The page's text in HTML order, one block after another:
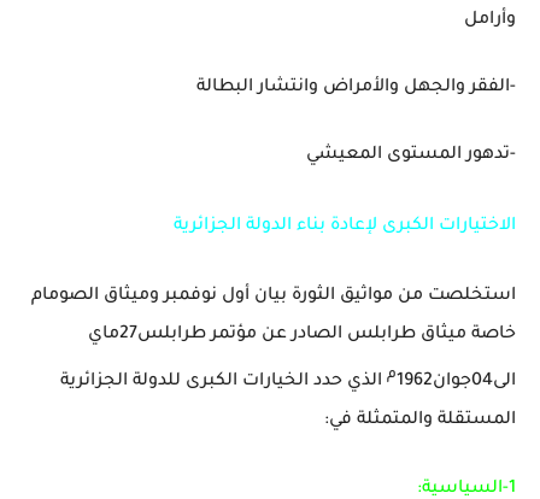
وأرامل
-الفقر والجهل والأمراض وانتشار البطالة
-تدهور المستوى المعيشي
الاختيارات الكبرى لإعادة بناء الدولة الجزائرية
استخلصت من مواثيق الثورة بيان أول نوفمبر وميثاق الصومام
خاصة ميثاق طرابلس الصادر عن مؤتمر طرابلس27ماي
الى04جوان1962 م الذي حدد الخيارات الكبرى للدولة الجزائرية
المستقلة والمتمثلة في:
1-السياسية: